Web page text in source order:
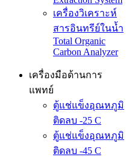
เครื่องวิเคราะห์
สารอินทรีย์ในน้ำ
Total Organic
Carbon Analyzer
เครื่องมือด้านการ
แพทย์
ตู้แช่แข็งอุณหภูมิ
ติดลบ -25 C
ตู้แช่แข็งอุณหภูมิ
ติดลบ -45 C